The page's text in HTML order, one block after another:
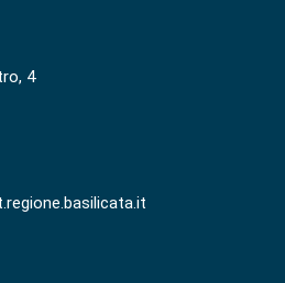
4